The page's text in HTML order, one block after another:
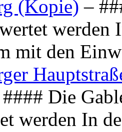
(Kopie) –
werden
mit den
Die
werden In